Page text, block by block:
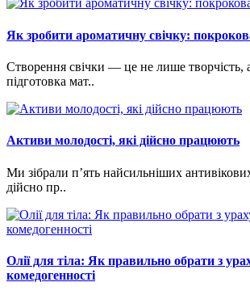
Як зробити ароматичну свічку:
Створення свічки — це не лише творчість,
підготовка мат..
Активи молодості, які дійсно працюють
Ми зібрали п’ять найсильніших антивікових
дійсно пр..
Олії для тіла: Як правильно обрати з
комедогенності